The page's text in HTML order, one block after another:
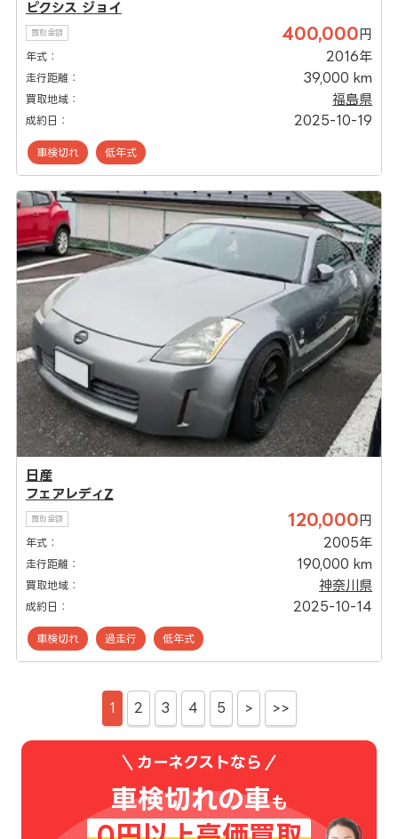
ピクシス ジョイ
買取金額 400,000 円
年式： 2016年
走行距離： 39,000 km
買取地域： 福島県
成約日： 2025-10-19
車検切れ 低年式
日産
フェアレディZ
買取金額 120,000 円
年式： 2005年
走行距離： 190,000 km
買取地域： 神奈川県
成約日： 2025-10-14
車検切れ 過走行 低年式
1 2 3 4 5 > >>
カーネクストなら
車検切れの車も